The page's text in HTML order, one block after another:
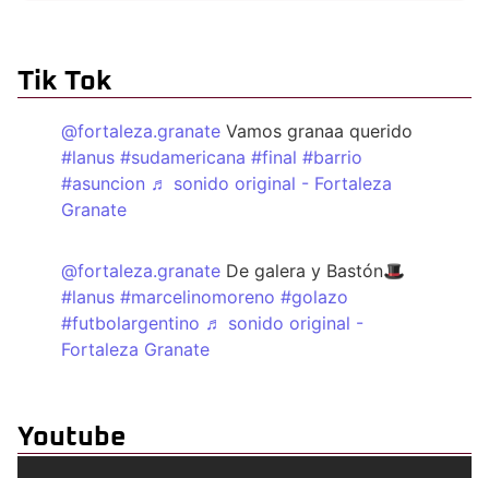
Tik Tok
@fortaleza.granate Vamos granaa querido
#lanus #sudamericana #final #barrio
#asuncion ♬ sonido original - Fortaleza
Granate
@fortaleza.granate De galera y Bastón🎩
#lanus #marcelinomoreno #golazo
#futbolargentino ♬ sonido original -
Fortaleza Granate
Youtube